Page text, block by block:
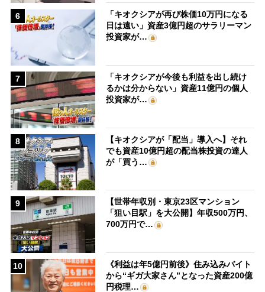
6
「キオクシアが再び株価10万円になる
日は遠い」資産3億円超のサラリーマン
投資家が…
7
「キオクシアが今後も利益を出し続け
るかは分からない」資産11億円の個人
投資家が…
8
【キオクシアが「配当」導入へ】それ
でも資産10億円超の配当株投資の達人
が「買う…
9
【世帯年収別・東京23区マンション
「狙い目駅」を大公開】年収500万円、
700万円で…
10
《利益は年5億円前後》住み込みバイト
から“ギガ大家さん”となった資産200億
円税理…